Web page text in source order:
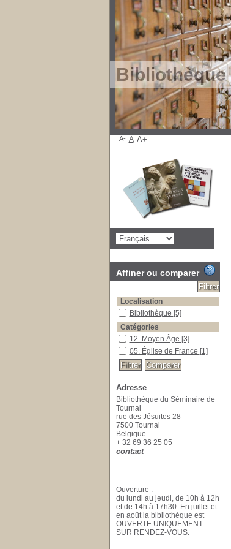
Bibliothèque
A- A A+
Affiner ou comparer
Localisation
Bibliothèque [5]
Catégories
12. Moyen Âge [3]
05. Église de France [1]
Adresse
Bibliothèque du Séminaire de
Tournai
rue des Jésuites 28
7500 Tournai
Belgique
+ 32 69 36 25 05
contact
Ouverture :
du lundi au jeudi, de 10h à 12h
et de 14h à 17h30. En juillet et
en août la bibliothèque est
OUVERTE UNIQUEMENT
SUR RENDEZ-VOUS.